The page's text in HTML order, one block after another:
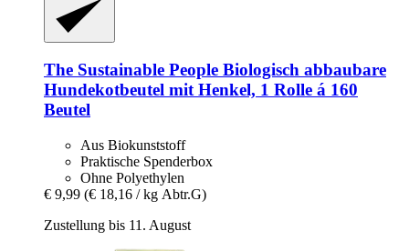
The Sustainable People Biologisch abbaubare
Hundekotbeutel mit Henkel, 1 Rolle á 160
Beutel
Aus Biokunststoff
Praktische Spenderbox
Ohne Polyethylen
€ 9,99 (€ 18,16 / kg Abtr.G)
Zustellung bis 11. August